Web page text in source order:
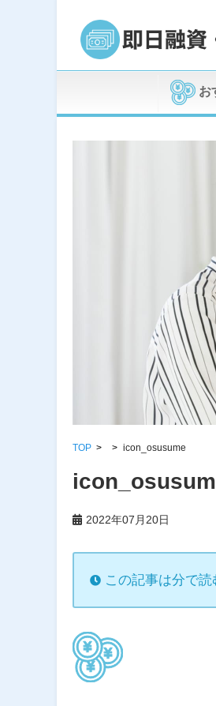
お
TOP icon_osusume
2022年07月20日
この記事は分で読